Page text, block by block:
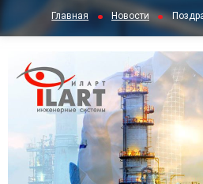
Главная Новости